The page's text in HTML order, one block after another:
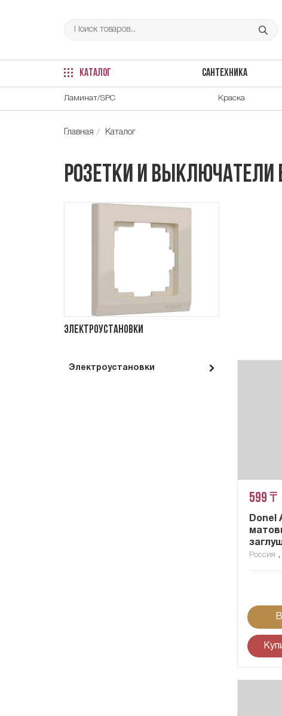
КАТАЛОГ САНТЕХНИКА
Ламинат/SPC Краска
Главная Каталог
Розетки и
Электроустановки
Электроустановки
599 ₸
Donel
Россия